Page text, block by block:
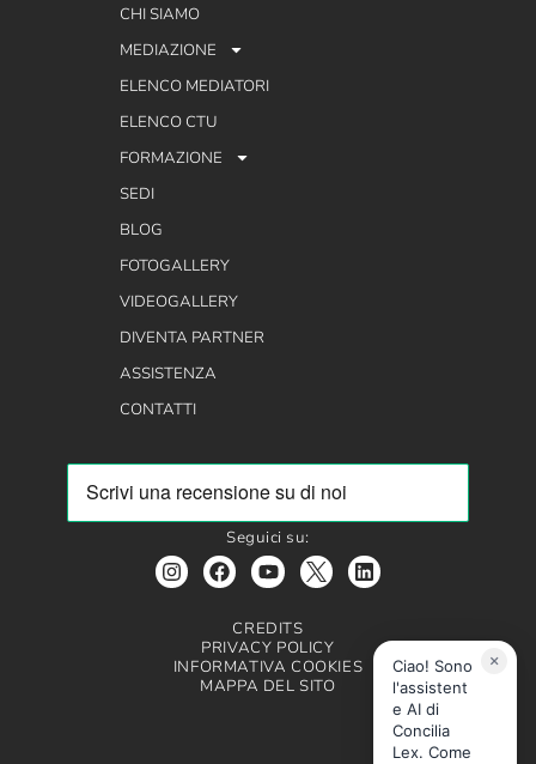
CHI SIAMO
MEDIAZIONE
ELENCO MEDIATORI
ELENCO CTU
FORMAZIONE
SEDI
BLOG
FOTOGALLERY
VIDEOGALLERY
DIVENTA PARTNER
ASSISTENZA
CONTATTI
Seguici su:
CREDITS
PRIVACY POLICY
INFORMATIVA COOKIES
MAPPA DEL SITO
Ciao! Sono
l'assistent
e AI di
Concilia
Lex. Come
×